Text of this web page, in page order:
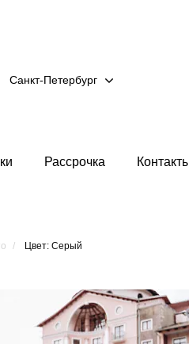
Санкт-Петербург
Рассрочка
Цвет: Серый